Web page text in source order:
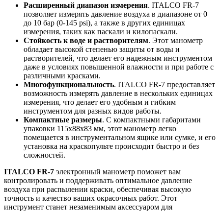
Расширенный диапазон измерения. ITALCO FR-7
позволяет измерять давление воздуха в диапазоне от 0
до 10 бар (0-145 psi), а также в других единицах
измерения, таких как паскали и килопаскали.
Стойкость к воде и растворителям. Этот манометр
обладает высокой степенью защиты от воды и
растворителей, что делает его надежным инструментом
даже в условиях повышенной влажности и при работе с
различными красками.
Многофункциональность. ITALCO FR-7 предоставляет
возможность измерять давление в нескольких единицах
измерения, что делает его удобным и гибким
инструментом для разных видов работы.
Компактные размеры. С компактными габаритами
упаковки 115x88x83 мм, этот манометр легко
помещается в инструментальном ящике или сумке, и его
установка на краскопульте происходит быстро и без
сложностей.
ITALCO FR-7 электронный манометр поможет вам
контролировать и поддерживать оптимальное давление
воздуха при распылении краски, обеспечивая высокую
точность и качество ваших окрасочных работ. Этот
инструмент станет незаменимым аксессуаром для